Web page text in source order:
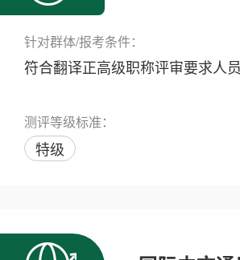
针对群体/报考条件：
符合翻译正高级职称评审要求人员
测评等级标准：
特级